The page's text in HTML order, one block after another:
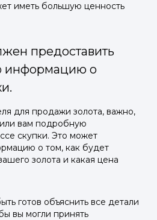
иметь большую ценность
предоставить
информацию о
для продажи золота, важно,
вам подробную
скупки. Это может
о том, как будет
золота и какая цена
готов объяснить все детали
вы могли принять